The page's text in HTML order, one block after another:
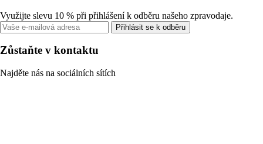
Využijte slevu 10 % při přihlášení k odběru našeho zpravodaje.
Přihlásit se k odběru
Zůstaňte v kontaktu
Najděte nás na sociálních sítích